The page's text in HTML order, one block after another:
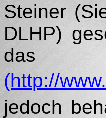
Steiner
DLHP)
das
(http://
jedoch